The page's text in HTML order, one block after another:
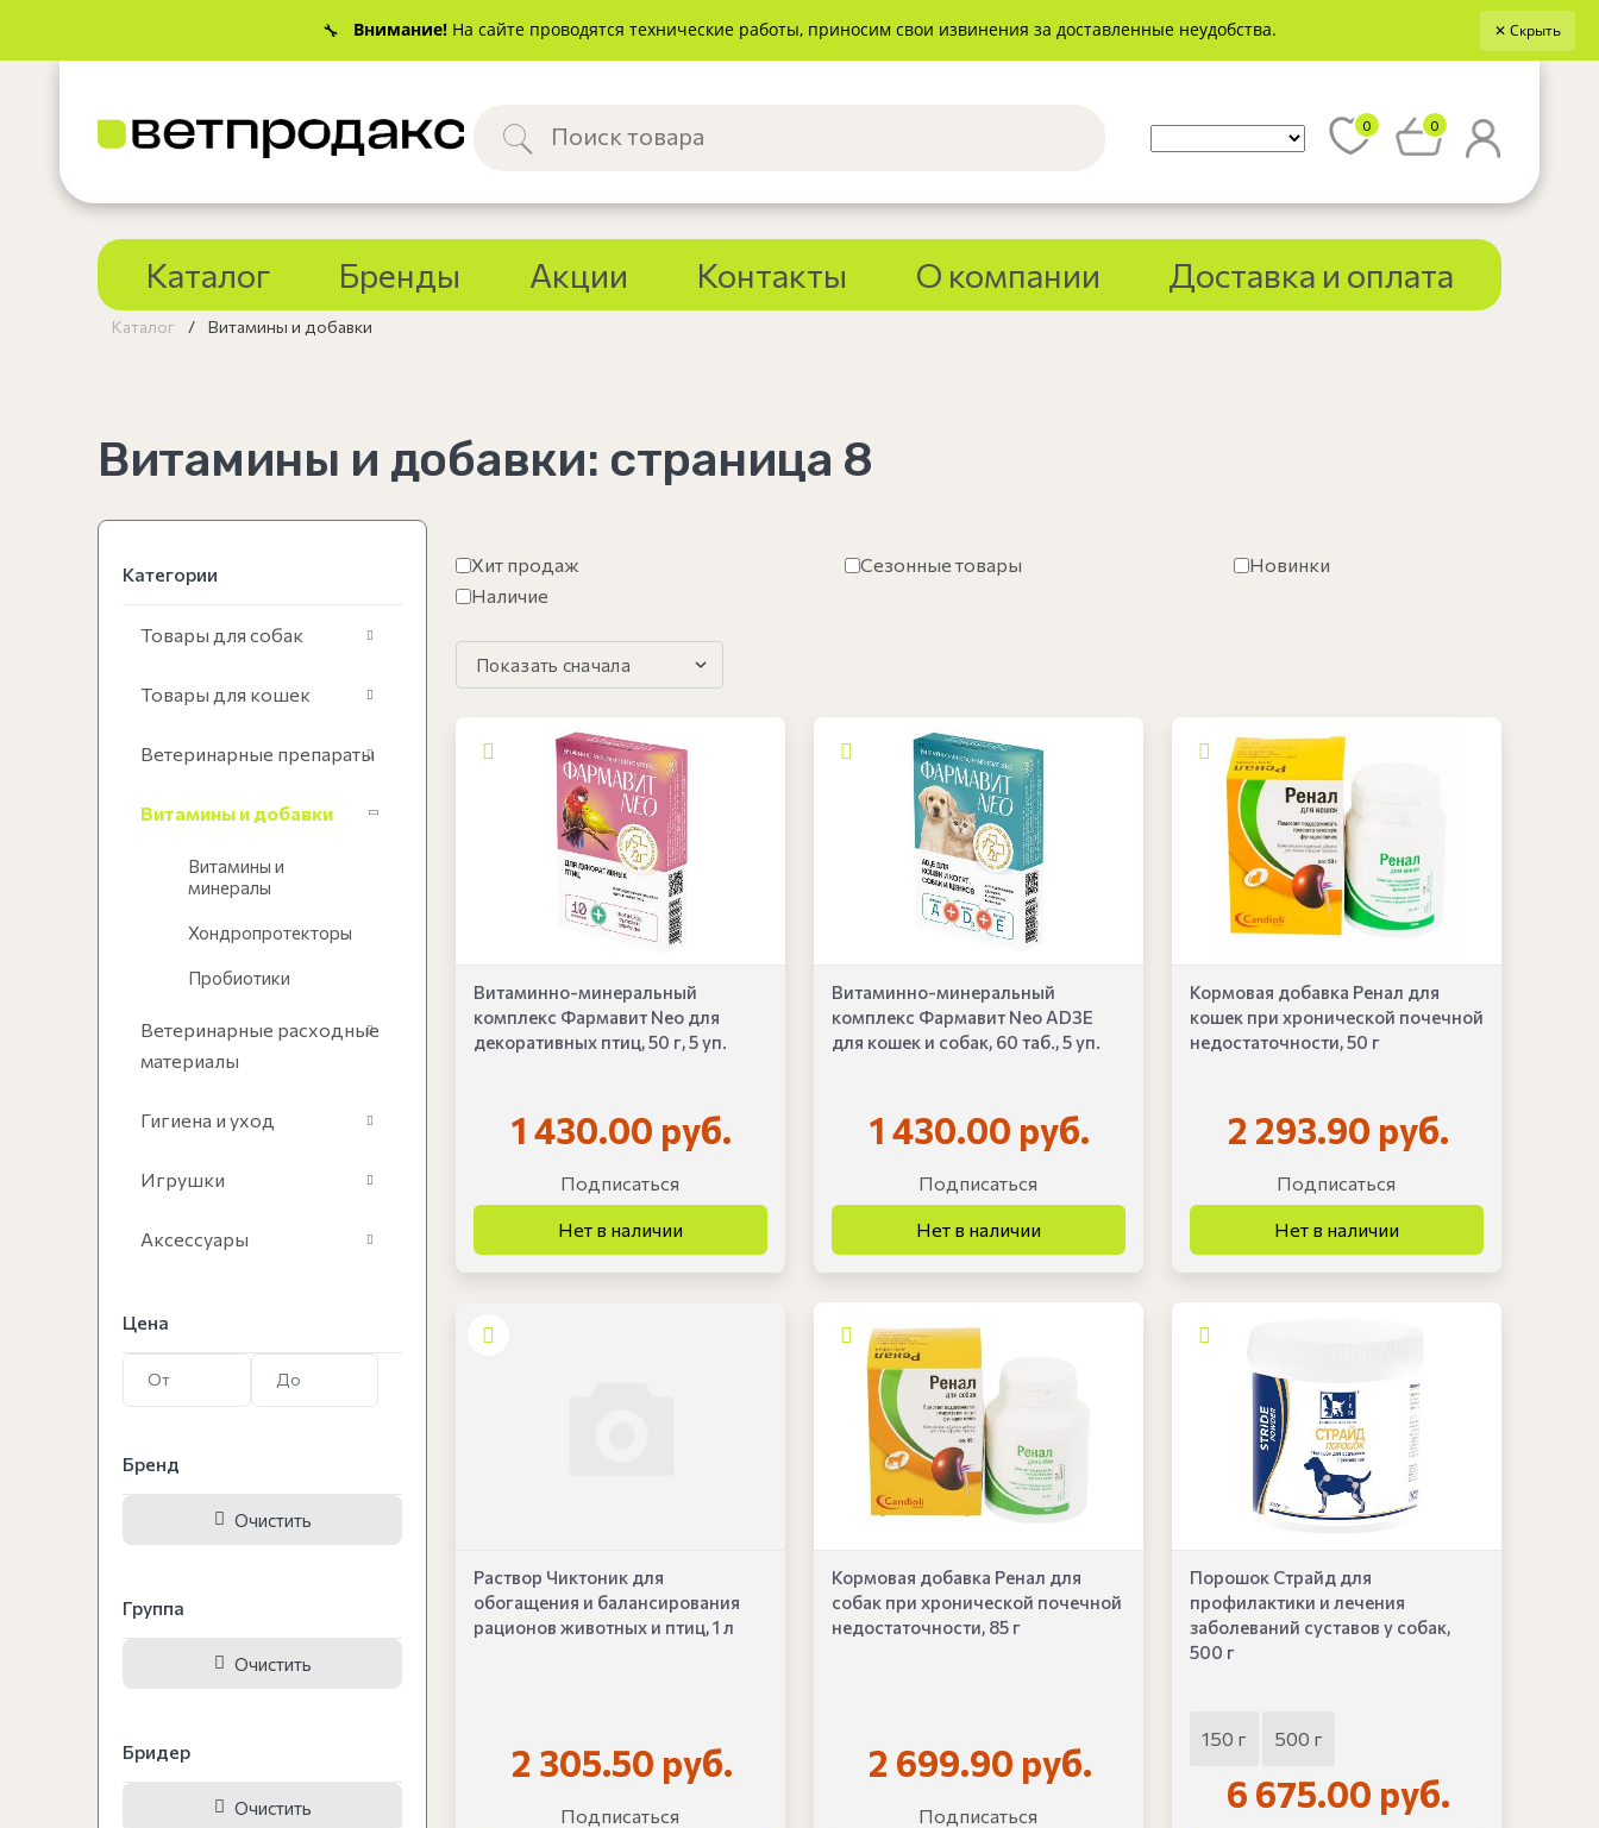
🔧 Внимание! На сайте проводятся технические работы, приносим свои извинения за доставленные неудобства. ✕ Скрыть
0 0
Каталог Бренды Акции Контакты О компании Доставка и оплата
Каталог Витамины и добавки
Витамины и добавки: страница 8
Категории
Товары для собак
Товары для кошек
Ветеринарные препараты
Витамины и добавки
Витамины и
минералы
Хондропротекторы
Пробиотики
Ветеринарные расходные
материалы
Гигиена и уход
Игрушки
Аксессуары
Цена
Бренд
Очистить
Группа
Очистить
Бридер
Очистить
Хит продаж Сезонные товары
Новинки
Наличие
Витаминно-минеральный
комплекс Фармавит Neo для
декоративных птиц, 50 г, 5 уп.
1 430.00 руб.
Подписаться
Витаминно-минеральный
комплекс Фармавит Neo AD3E
для кошек и собак, 60 таб., 5 уп.
1 430.00 руб.
Подписаться
Кормовая добавка Ренал для
кошек при хронической почечной
недостаточности, 50 г
2 293.90 руб.
Подписаться
Раствор Чиктоник для
обогащения и балансирования
рационов животных и птиц, 1 л
2 305.50 руб.
Подписаться
Кормовая добавка Ренал для
собак при хронической почечной
недостаточности, 85 г
2 699.90 руб.
Подписаться
Порошок Страйд для
профилактики и лечения
заболеваний суставов у собак,
500 г
150 г 500 г
6 675.00 руб.